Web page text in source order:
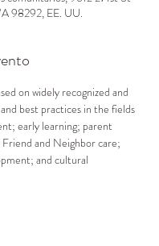
98292, EE. UU.
on widely recognized and
best practices in the fields
early learning; parent
and Neighbor care;
and cultural